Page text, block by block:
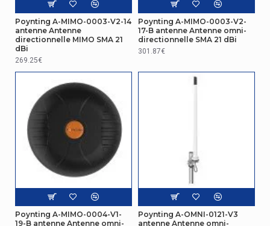
Bande de fréquence 0.617 – 7.2
Gestion d'énergie
Consommation (max)
Antenne
Type de connecteur Antenne
Autres caractéristiques
RTK-031 – LTE, Wi-Fi & GPS
Antenne
Poynting A-MIMO-0003-V2-14
antenne Antenne
directionnelle MIMO SMA 21
dBi
269.25€
Poynting A-MIMO-0003-V2-
17-B antenne Antenne omni-
directionnelle SMA 21 dBi
301.87€
Poynting A-MIMO-0004-V1-
19-B antenne Antenne omni-
Poynting A-OMNI-0121-V3
antenne Antenne omni-